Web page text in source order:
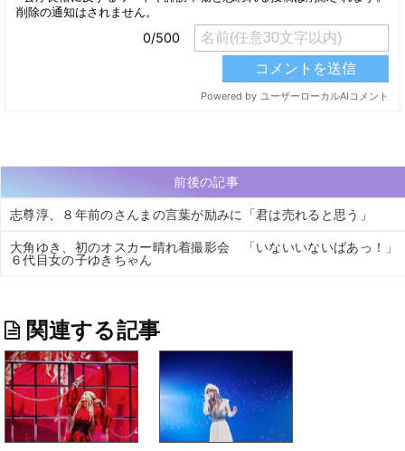
前後の記事
志尊淳、８年前のさんまの言葉が励みに「君は売れると思う」
大角ゆき、初のオスカー晴れ着撮影会 「いないいないばあっ！」
６代目女の子ゆきちゃん
関連する記事